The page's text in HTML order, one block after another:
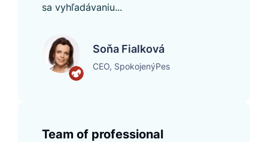
sa vyhľadávaniu...
Soňa Fialková
CEO, SpokojenýPes
Team of professional